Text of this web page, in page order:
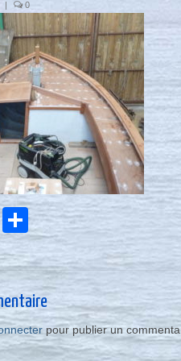
| 0
Partager
pour publier un